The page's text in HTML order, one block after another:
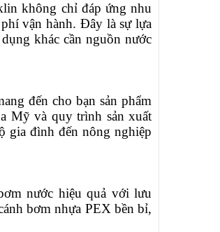
không chỉ đáp ứng nhu
vận hành. Đây là sự lựa
khác cần nguồn nước
đến cho bạn sản phẩm
Mỹ và quy trình sản xuất
gia đình đến nông nghiệp
nước hiệu quả với lưu
bơm nhựa PEX bền bỉ,